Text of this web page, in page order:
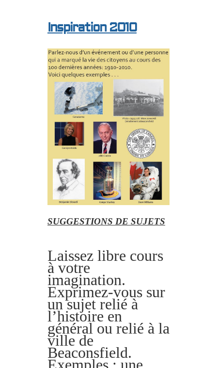
Inspiration 2010
SUGGESTIONS DE SUJETS
Laissez libre cours
à votre
imagination.
Exprimez-vous sur
un sujet relié à
l’histoire en
général ou relié à la
ville de
Beaconsfield.